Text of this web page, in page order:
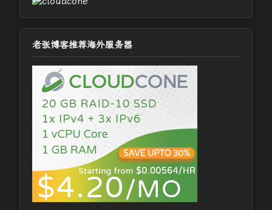
老张博客推荐海外服务器